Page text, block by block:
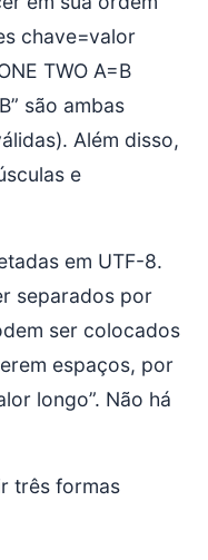
chave=valor
TWO A=B
são ambas
Além disso,
e
em UTF-8.
separados por
ser colocados
espaços, por
longo”. Não há
três formas